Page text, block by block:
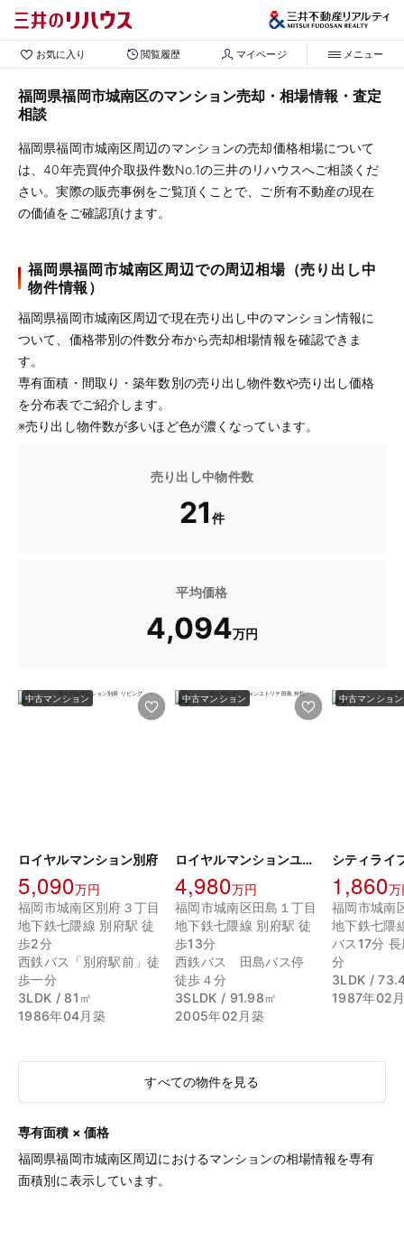
お気に入り 閲覧履歴 マイページ メニュー
福岡県福岡市城南区のマンション売却・相場情報・査定
相談
福岡県福岡市城南区周辺のマンションの売却価格相場について
は、40年売買仲介取扱件数No.1の三井のリハウスへご相談くだ
さい。実際の販売事例をご覧頂くことで、ご所有不動産の現在
の価値をご確認頂けます。
福岡県福岡市城南区周辺での周辺相場（売り出し中
物件情報）
福岡県福岡市城南区周辺で現在売り出し中のマンション情報に
ついて、価格帯別の件数分布から売却相場情報を確認できま
す。
専有面積・間取り・築年数別の売り出し物件数や売り出し価格
を分布表でご紹介します。
※売り出し物件数が多いほど色が濃くなっています。
売り出し中物件数
21件
平均価格
4,094万円
中古マンション
ロイヤルマンション別府
5,090万円
福岡市城南区別府３丁目
地下鉄七隈線 別府駅 徒
歩2分
西鉄バス「別府駅前」徒
歩一分
3LDK / 81㎡
1986年04月築
中古マンション
ロイヤルマンションユトリテ田島
4,980万円
福岡市城南区田島１丁目
地下鉄七隈線 別府駅 徒
歩13分
西鉄バス 田島バス停
徒歩４分
3SLDK / 91.98㎡
2005年02月築
中古マンション
シティライ
1,860万
福岡市城南
地下鉄七隈
バス17分
分
3LDK /
1987年02
すべての物件を見る
専有面積 × 価格
福岡県福岡市城南区周辺におけるマンションの相場情報を専有
面積別に表示しています。